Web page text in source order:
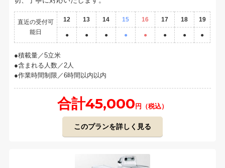
直近の受付可
能日
12 13 14 15 16 17 18 19
● ● ● ● ● ● ● ●
積載量／5立米
含まれる人数／2人
作業時間制限／6時間以内以内
合計45,000 円（税込）
このプランを詳しく見る